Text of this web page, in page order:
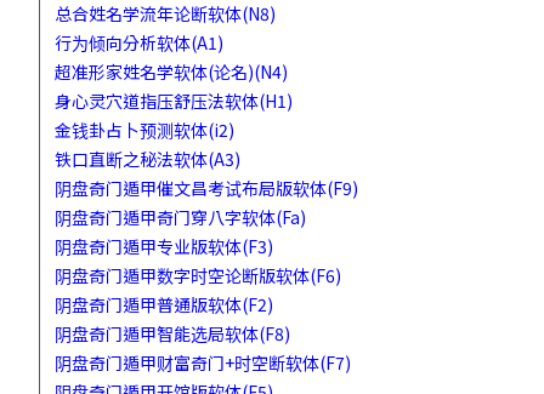
总合姓名学流年论断软体(N8)
行为倾向分析软体(A1)
超准形家姓名学软体(论名)(N4)
身心灵穴道指压舒压法软体(H1)
金钱卦占卜预测软体(i2)
铁口直断之秘法软体(A3)
阴盘奇门遁甲催文昌考试布局版软体(F9)
阴盘奇门遁甲奇门穿八字软体(Fa)
阴盘奇门遁甲专业版软体(F3)
阴盘奇门遁甲数字时空论断版软体(F6)
阴盘奇门遁甲普通版软体(F2)
阴盘奇门遁甲智能选局软体(F8)
阴盘奇门遁甲财富奇门+时空断软体(F7)